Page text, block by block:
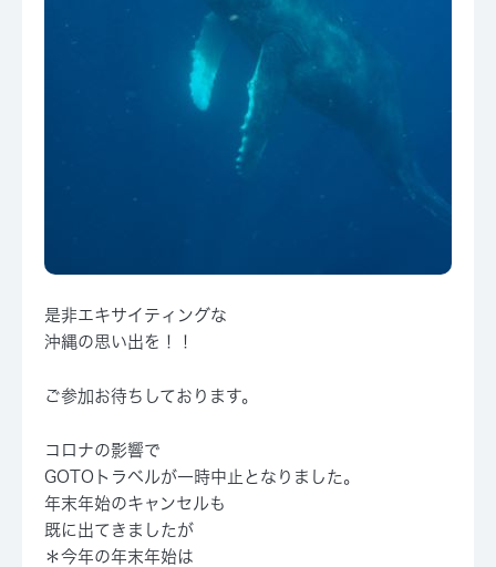
是非エキサイティングな
沖縄の思い出を！！
ご参加お待ちしております。
コロナの影響で
GOTOトラベルが一時中止となりました。
年末年始のキャンセルも
既に出てきましたが
＊今年の年末年始は